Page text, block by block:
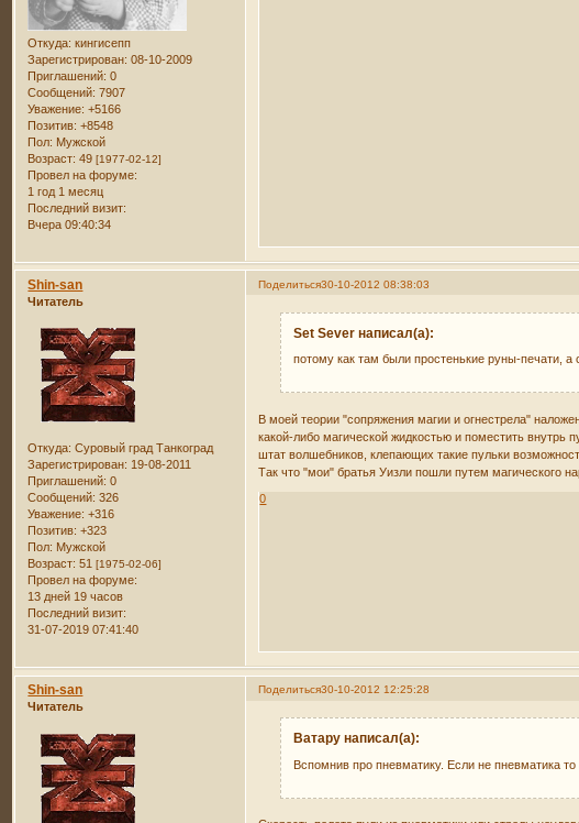
Откуда: кингисепп
Зарегистрирован: 08-10-2009
Приглашений: 0
Сообщений: 7907
Уважение: +5166
Позитив: +8548
Пол: Мужской
Возраст: 49[1977-02-12]
Провел на форуме:
1 год 1 месяц
Последний визит:
Вчера 09:40:34
Поделиться30-10-2012 08:38:03
Shin-san
Читатель
Откуда: Суровый град Танкоград
Зарегистрирован: 19-08-2011
Приглашений: 0
Сообщений: 326
Уважение: +316
Позитив: +323
Пол: Мужской
Возраст: 51[1975-02-06]
Провел на форуме:
13 дней 19 часов
Последний визит:
31-07-2019 07:41:40
Set Sever написал(а):
потому как там были простенькие руны-печати,
В моей теории "сопряжения магии и огнестрела"
какой-либо магической жидкостью и поместить внутрь
штат волшебников, клепающих такие пульки
Так что "мои" братья Уизли пошли путем магического
0
Поделиться30-10-2012 12:25:28
Shin-san
Читатель
Ватару написал(а):
Вспомнив про пневматику. Если не пневматика